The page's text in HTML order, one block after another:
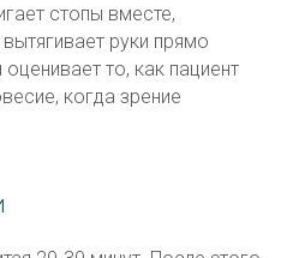
стопы вместе,
руки прямо
то, как пациент
когда зрение